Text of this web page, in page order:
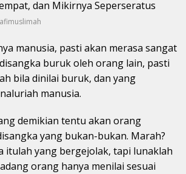
manusia, pasti akan merasa sangat
buruk oleh orang lain, pasti
bila dinilai buruk, dan yang
manusia.
demikian tentu akan orang
yang bukan-bukan. Marah?
itulah yang bergejolak, tapi lunaklah
orang hanya menilai sesuai